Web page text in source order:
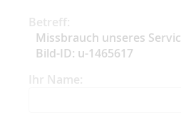
Betreff:
Missbrauch unseres
Bild-ID: u-1465617
Ihr Name: